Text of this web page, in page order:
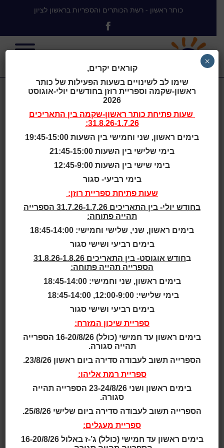
כותר ראשון - רשת הכותרים והספריות בראשון לציון
Library de
Kimpel, Bilzen,
Belgium
Bilzen Bibliotheek
אוכלוסייה: בילזן היא עיירה השוכנת במחוז לימבורג
בבלגיה. העיירה מונה כ-33,000 תושבים.
מערך הספריות: ספרייה ציבורית.
שנה: 2015
Adem Architecten
לקריאה נוספת:
Library de Kimpel, Bilzen, Belgium
'Bib Bilzen van ADEM Architecten verkozen tot 'be
Library de Kimpel
הרעיון המוביל בחידוש הספרייה היה להפוך אותה ל"סלון
של העיר" - מושג רווח בימים אלה כשבונים ספריות
ציבוריות חדשות או מחדשים ישנות.
הספרייה, השוכנת בתוך מרכז פנאי, נזקקה לחידוש ולייפוי,
ובעיקר לריענון ולהתאמה למאה ה-21. הספרייה היא החלק
הפנאי, שמספק שירותי-תרבות לתושבי בילזן.
התכנית האדריכלית כללה מיקום מחדש של אזורי
קוראים יקרים,
שימו לב לשינויים בשעות הפעילות של כותר
ראשון-שקמה וספריית רוזן בחודשים יולי-אוגוסט
2026
שעות פתיחת כותר ראשון-שקמה בין התאריכים
31.8.26-1.7.26:
בימים ראשון, שני וחמישי בין השעות 19:45-15:00
בימי שלישי בין השעות 21:45-15:00
בימי שישי בין השעות 12:45-9:00
בימי רביעי- סגור
שעות פתיחת ספריית רוזן:
בחודש יולי- בין התאריכים 31.7.26-1.7.26 הספרייה
תהייה פתוחה:
בימים ראשון, שני, שלישי וחמישי: 18:45-14:00
בימים רביעי ושישי סגור
ב
חודש אוגוסט- בין התאריכים 31.8.26-1.8.26
הספרייה תהייה פתוחה:
בימים ראשון, שני וחמישי: 18:45-14:00
בימי שלישי: 12:00-9:00, 18:45-14:00
בימים רביעי ושישי סגור
ספריית שיכון המזרח:
בימים ראשון עד חמישי (כולל) 16-20/8/26 הספרייה
תהייה סגורה.
הספרייה תשוב לעבודה סדירה ביום ראשון 23/8/26.
ספריית רמת אליהו:
בימים ראשון ושני 23-24/8/26 הספרייה תהייה
סגורה.
הספרייה תשוב לעבודה סדירה ביום שלישי 25/8/26.
ספריית מעגלים:
בימים ראשון עד חמישי (כולל) ג’-ז באלול 16-20/8/26
×